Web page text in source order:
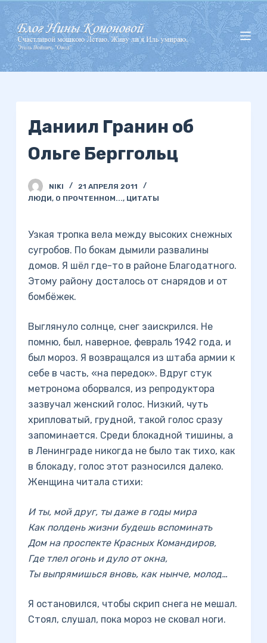
П
е
р
е
й
Даниил Гранин об
Ольге Берггольц
NIKI
21 АПРЕЛЯ 2011
ЛЮДИ, О ПРОЧТЕННОМ..., ЦИТАТЫ
Узкая тропка вела между высоких снежных
сугробов. По бокам дымили развалины
домов. Я шёл где-то в районе Благодатного.
Этому району досталось от снарядов и от
бомбёжек.
Выглянуло солнце, снег заискрился. Не
помню, был, наверное, февраль 1942 года, и
был мороз. Я возвращался из штаба армии к
себе в часть, «на передок». Вдруг стук
метронома оборвался, из репродуктора
зазвучал женский голос. Низкий, чуть
хрипловатый, грудной, такой голос сразу
запоминается. Среди блокадной тишины, а
в Ленинграде никогда не было так тихо, как
в блокаду, голос этот разносился далеко.
Женщина читала стихи:
И ты, мой друг, ты даже в годы мира
Как полдень жизни будешь вспоминать
Дом на проспекте Красных Командиров,
Где тлел огонь и дуло от окна,
Ты выпрямишься вновь, как нынче, молод…
Я остановился, чтобы скрип снега не мешал.
Стоял, слушал, пока мороз не сковал ноги.